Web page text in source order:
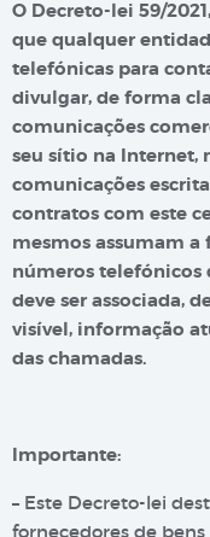
O Decreto-lei 59/
que qualquer
telefónicas para
divulgar, de forma
comunicações
seu sítio na Internet,
comunicações
contratos com este
mesmos assumam
números telefónicos
deve ser associada,
visível, informação
das chamadas.
Importante:
– Este Decreto-lei
fornecedores de